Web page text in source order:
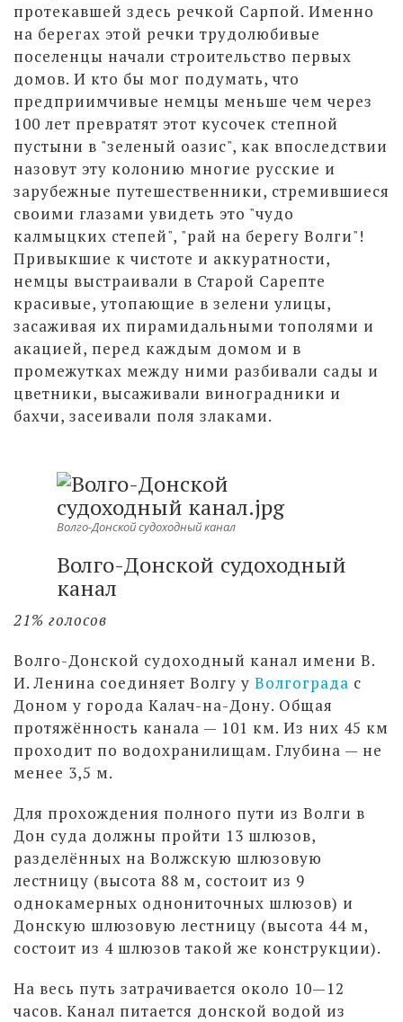
протекавшей здесь речкой Сарпой. Именно
на берегах этой речки трудолюбивые
поселенцы начали строительство первых
домов. И кто бы мог подумать, что
предприимчивые немцы меньше чем через
100 лет превратят этот кусочек степной
пустыни в "зеленый оазис", как впоследствии
назовут эту колонию многие русские и
зарубежные путешественники, стремившиеся
своими глазами увидеть это "чудо
калмыцких степей", "рай на берегу Волги"!
Привыкшие к чистоте и аккуратности,
немцы выстраивали в Старой Сарепте
красивые, утопающие в зелени улицы,
засаживая их пирамидальными тополями и
акацией, перед каждым домом и в
промежутках между ними разбивали сады и
цветники, высаживали виноградники и
бахчи, засеивали поля злаками.
Волго-Донской судоходный канал
Волго-Донской судоходный
канал
21% голосов
Волго-Донской судоходный канал имени В.
И. Ленина соединяет Волгу у Волгограда с
Доном у города Калач-на-Дону. Общая
протяжённость канала — 101 км. Из них 45 км
проходит по водохранилищам. Глубина — не
менее 3,5 м.
Для прохождения полного пути из Волги в
Дон суда должны пройти 13 шлюзов,
разделённых на Волжскую шлюзовую
лестницу (высота 88 м, состоит из 9
однокамерных однониточных шлюзов) и
Донскую шлюзовую лестницу (высота 44 м,
состоит из 4 шлюзов такой же конструкции).
На весь путь затрачивается около 10—12
часов. Канал питается донской водой из